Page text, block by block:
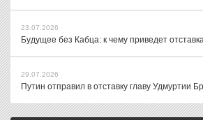
23.07.2026
Будущее без Кабца: к чему приведет
29.07.2026
Путин отправил в отставку главу Удмуртии